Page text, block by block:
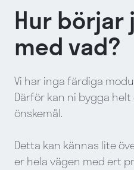
Hur börjar
med vad?
Vi har inga färdiga
Därför kan ni bygga
önskemål.
Detta kan kännas lite
er hela vägen med ert